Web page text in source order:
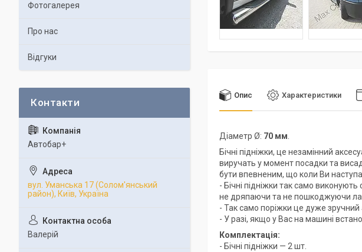
Опис Характеристики
Діаметр Ø: 70 мм
Бічні підніжки, це незамінний
виручать у момент посадки та
бути впевненим, що коли Ви
- Бічні підніжки так само
не дряпаючи та не пошкоджуючи
- Так само поріжки це дуже зручний
- У разі, якщо у Вас на машині
Комплектація:
- Бічні підніжки — 2 шт.
Фотогалерея
Про нас
Відгуки
Автобар+
вул. Уманська 17 (Солом'янський
район), Київ, Україна
Валерій